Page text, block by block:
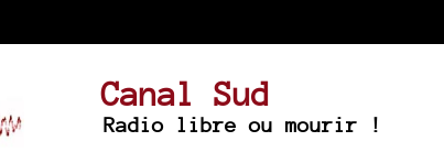
Canal Sud
Radio libre ou mourir !